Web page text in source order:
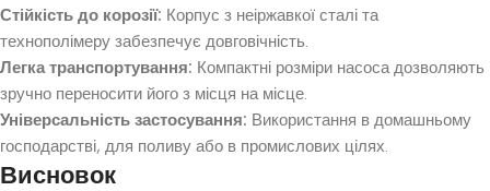
Стійкість до корозії: Корпус з неіржавкої сталі та
технополімеру забезпечує довговічність.
Легка транспортування: Компактні розміри насоса дозволяють
зручно переносити його з місця на місце.
Універсальність застосування: Використання в домашньому
господарстві, для поливу або в промислових цілях.
Висновок